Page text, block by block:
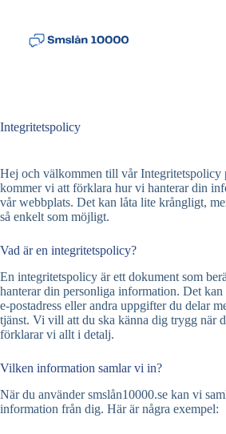
n
n
t
Integritetspolicy
Hej och välkommen till vår Integritetspolicy
kommer vi att förklara hur vi hanterar din
vår webbplats. Det kan låta lite krångligt,
så enkelt som möjligt.
Vad är en integritetspolicy?
En integritetspolicy är ett dokument som
hanterar din personliga information. Det kan
e-postadress eller andra uppgifter du delar
tjänst. Vi vill att du ska känna dig trygg när
förklarar vi allt i detalj.
Vilken information samlar vi in?
När du använder smslån10000.se kan vi
information från dig. Här är några exempel: